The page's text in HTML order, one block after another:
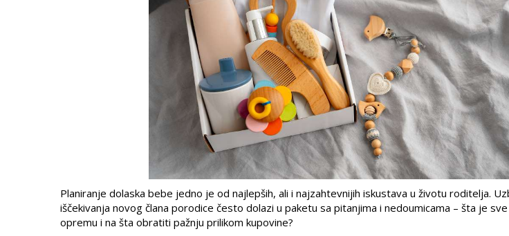
Planiranje dolaska bebe jedno je od najlepših, ali i najzahtevnijih iskustava u životu roditelja.
iščekivanja novog člana porodice često dolazi u paketu sa pitanjima i nedoumicama – šta je
opremu i na šta obratiti pažnju prilikom kupovine?